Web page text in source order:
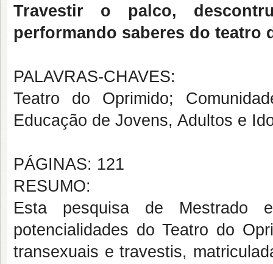
Travestir o palco,
performando saberes do
PALAVRAS-CHAVES:
Teatro do Oprimido;
Educação de Jovens, Adultos e
PÁGINAS: 121
RESUMO:
Esta pesquisa de Mestrado
potencialidades do Teatro do
transexuais e travestis,